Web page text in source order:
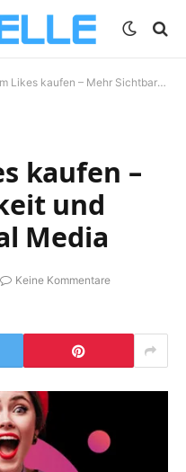
kaufen – Mehr Sichtbarkeit und Erfolg auf Social Media
kaufen –
und
Media
Keine Kommentare